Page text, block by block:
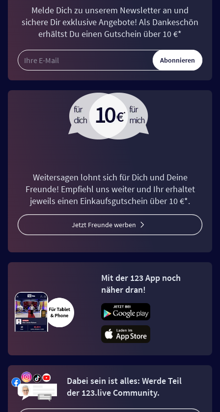
Melde Dich zu unserem Newsletter an und
sichere Dir exklusive Angebote! Als Dankeschön
erhältst Du einen Gutschein über 10 €*
Abonnieren
Weitersagen lohnt sich für Dich und Deine
Freunde! Empfiehl uns weiter und Ihr erhaltet
jeweils einen Einkaufsgutschein über 10 €*.
Jetzt Freunde werben
Mit der 123 App noch
näher dran!
Dabei sein ist alles: Werde Teil
der 123.live Community.